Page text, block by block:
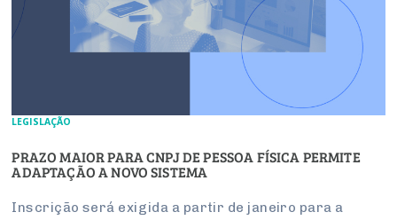
LEGISLAÇÃO
PRAZO MAIOR PARA CNPJ DE PESSOA FÍSICA PERMITE
ADAPTAÇÃO A NOVO SISTEMA
Inscrição será exigida a partir de janeiro para a